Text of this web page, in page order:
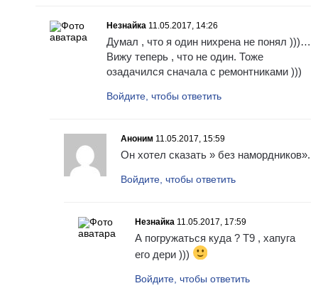
Незнайка 11.05.2017, 14:26
Думал , что я один нихрена не понял )))…
Вижу теперь , что не один. Тоже
озадачился сначала с ремонтниками )))
Войдите, чтобы ответить
Аноним 11.05.2017, 15:59
Он хотел сказать » без намордников».
Войдите, чтобы ответить
Незнайка 11.05.2017, 17:59
А погружаться куда ? Т9 , хапуга
его дери )))
Войдите, чтобы ответить